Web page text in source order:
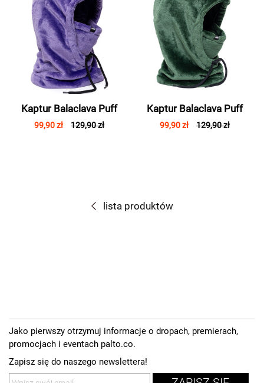
Kaptur Balaclava Puff
99,90 zł 129,90 zł
Kaptur Balaclava Puff
99,90 zł 129,90 zł
lista produktów
Jako pierwszy otrzymuj informacje o dropach, premierach,
promocjach i eventach palto.co.
Zapisz się do naszego newslettera!